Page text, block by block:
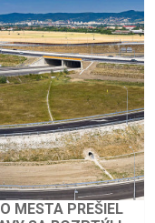
MESTA PREŠIEL